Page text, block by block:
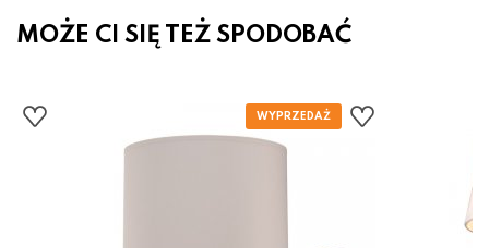
MOŻE CI SIĘ TEŻ SPODOBAĆ